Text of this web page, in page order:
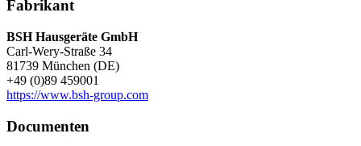
Fabrikant
BSH Hausgeräte GmbH
Carl-Wery-Straße 34
81739 München (DE)
+49 (0)89 459001
https://www.bsh-group.com
Documenten